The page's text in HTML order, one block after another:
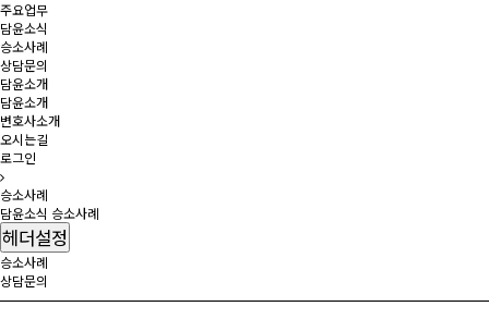
주요업무
담윤소식
승소사례
상담문의
담윤소개
담윤소개
변호사소개
오시는길
로그인
승소사례
담윤소식 승소사례
헤더설정
승소사례
상담문의